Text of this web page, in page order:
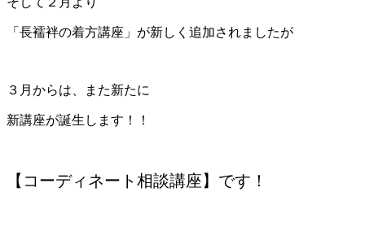
「長襦袢の着方講座」が新しく追加されましたが
３月からは、また新たに
新講座が誕生します！！
【コーディネート相談講座】です！